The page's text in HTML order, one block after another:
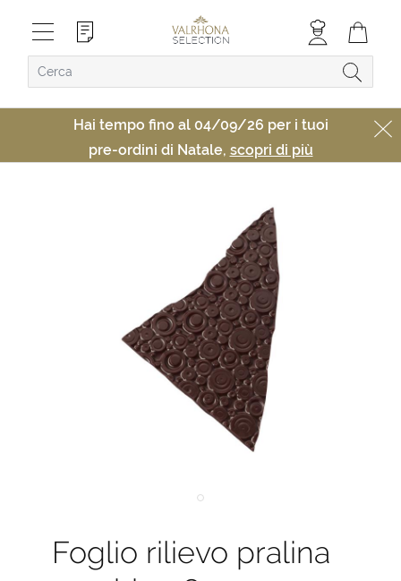
Hai tempo fino al 04/09/26 per i tuoi
pre-ordini di Natale, scopri di più
Foglio rilievo pralina